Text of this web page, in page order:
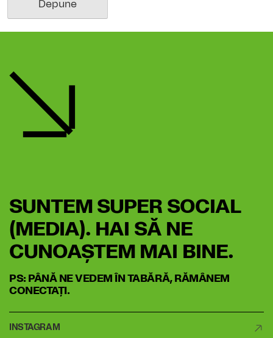
SUNTEM SUPER SOCIAL
(MEDIA). HAI SĂ NE
CUNOAȘTEM MAI BINE.
PS: PÂNĂ NE VEDEM ÎN TABĂRĂ, RĂMÂNEM
CONECTAȚI.